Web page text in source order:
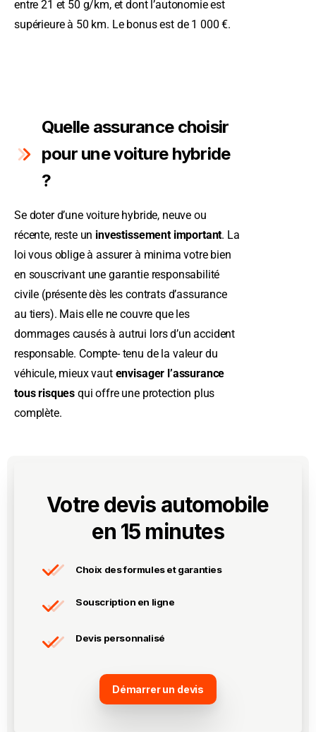
entre 21 et 50 g/km, et dont l’autonomie est
supérieure à 50 km. Le bonus est de 1 000 €.
Quelle assurance choisir
pour une voiture hybride
?
Se doter d’une voiture hybride, neuve ou
récente, reste un investissement important. La
loi vous oblige à assurer à minima votre bien
en souscrivant une garantie responsabilité
civile (présente dès les contrats d’assurance
au tiers). Mais elle ne couvre que les
dommages causés à autrui lors d’un accident
responsable. Compte- tenu de la valeur du
véhicule, mieux vaut envisager l’assurance
tous risques qui offre une protection plus
complète.
Votre devis automobile
en 15 minutes
Choix des formules et garanties
Souscription en ligne
Devis personnalisé
Démarrer un devis